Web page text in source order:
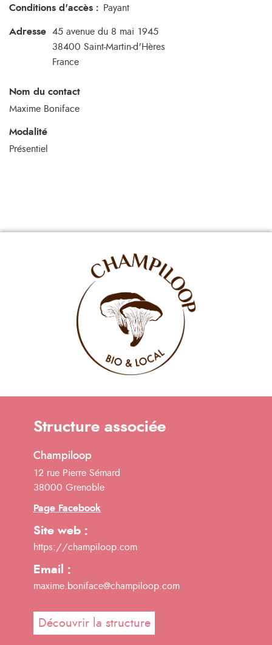
Conditions d'accès : Payant
Adresse
45 avenue du 8 mai 1945
38400 Saint-Martin-d'Hères
France
Nom du contact
Maxime Boniface
Modalité
Présentiel
Structure associée
Champiloop
12 rue Pierre Sémard
38000 Grenoble
Page Facebook
Site web :
https://champiloop.com
Email :
maxime.boniface@champiloop.com
Découvrir la structure